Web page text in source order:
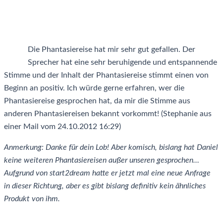
Die Phantasiereise hat mir sehr gut gefallen. Der
Sprecher hat eine sehr beruhigende und entspannende
Stimme und der Inhalt der Phantasiereise stimmt einen von
Beginn an positiv. Ich würde gerne erfahren, wer die
Phantasiereise gesprochen hat, da mir die Stimme aus
anderen Phantasiereisen bekannt vorkommt! (Stephanie aus
einer Mail vom 24.10.2012 16:29)
Anmerkung: Danke für dein Lob! Aber komisch, bislang hat Daniel
keine weiteren Phantasiereisen außer unseren gesprochen…
Aufgrund von start2dream hatte er jetzt mal eine neue Anfrage
in dieser Richtung, aber es gibt bislang definitiv kein ähnliches
Produkt von ihm.